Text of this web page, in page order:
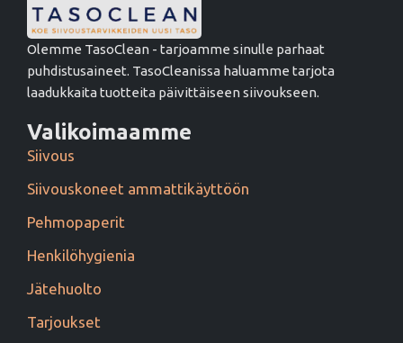
Olemme TasoClean - tarjoamme sinulle parhaat
puhdistusaineet. TasoCleanissa haluamme tarjota
laadukkaita tuotteita päivittäiseen siivoukseen.
Valikoimaamme
Siivous
Siivouskoneet ammattikäyttöön
Pehmopaperit
Henkilöhygienia
Jätehuolto
Tarjoukset